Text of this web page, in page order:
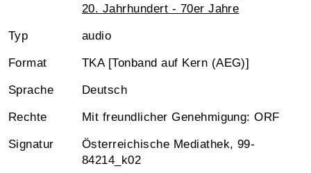
20. Jahrhundert - 70er Jahre
Typ audio
Format TKA [Tonband auf Kern (AEG)]
Sprache Deutsch
Rechte Mit freundlicher Genehmigung: ORF
Signatur
Österreichische Mediathek, 99-
84214_k02